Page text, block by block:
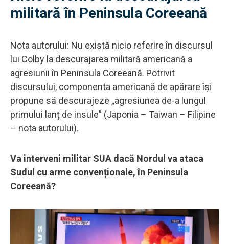
militară în Peninsula Coreeană
Nota autorului: Nu există nicio referire în discursul
lui Colby la descurajarea militară americană a
agresiunii în Peninsula Coreeană. Potrivit
discursului, componenta americană de apărare își
propune să descurajeze „agresiunea de-a lungul
primului lanț de insule” (Japonia – Taiwan – Filipine
– nota autorului).
Va interveni militar SUA dacă Nordul va ataca
Sudul cu arme convenționale, în Peninsula
Coreeană?